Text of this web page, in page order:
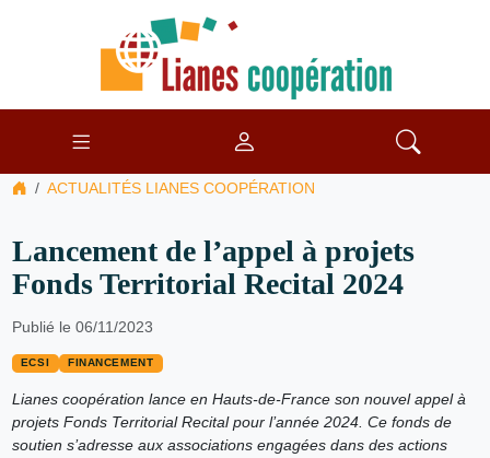
ACTUALITÉS LIANES COOPÉRATION
Lancement de l’appel à projets
Fonds Territorial Recital 2024
Publié le 06/11/2023
ECSI FINANCEMENT
Lianes coopération lance en Hauts-de-France son nouvel appel à
projets Fonds Territorial Recital pour l’année 2024. Ce fonds de
soutien s’adresse aux associations engagées dans des actions